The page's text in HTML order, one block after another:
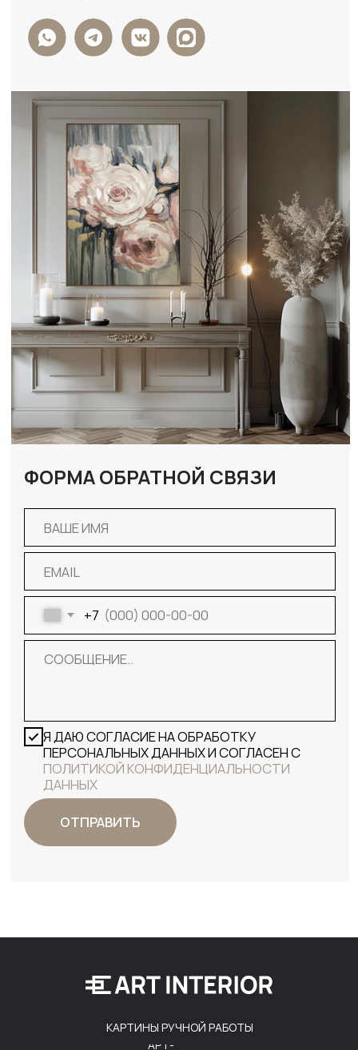
+7
Я ДАЮ СОГЛАСИЕ НА ОБРАБОТКУ
ПЕРСОНАЛЬНЫХ ДАННЫХ И СОГЛАСЕН С
ПОЛИТИКОЙ КОНФИДЕНЦИАЛЬНОСТИ
ДАННЫХ
ОТПРАВИТЬ
ФОРМА ОБРАТНОЙ СВЯЗИ
КАРТИНЫ РУЧНОЙ РАБОТЫ
АРТ-